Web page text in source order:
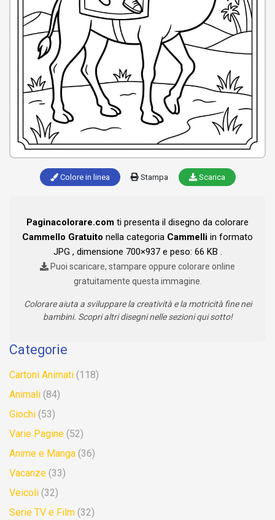
Colore in linea Stampa Scarica
Paginacolorare.com ti presenta il disegno da colorare
Cammello Gratuito nella categoria Cammelli in formato
JPG , dimensione 700×937 e peso: 66 KB .
Puoi scaricare, stampare oppure colorare online
gratuitamente questa immagine.
Colorare aiuta a sviluppare la creatività e la motricità fine nei
bambini. Scopri altri disegni nelle sezioni qui sotto!
Categorie
Cartoni Animati (118)
Animali (84)
Giochi (53)
Varie Pagine (52)
Anime e Manga (36)
Vacanze (33)
Veicoli (32)
Serie TV e Film (32)